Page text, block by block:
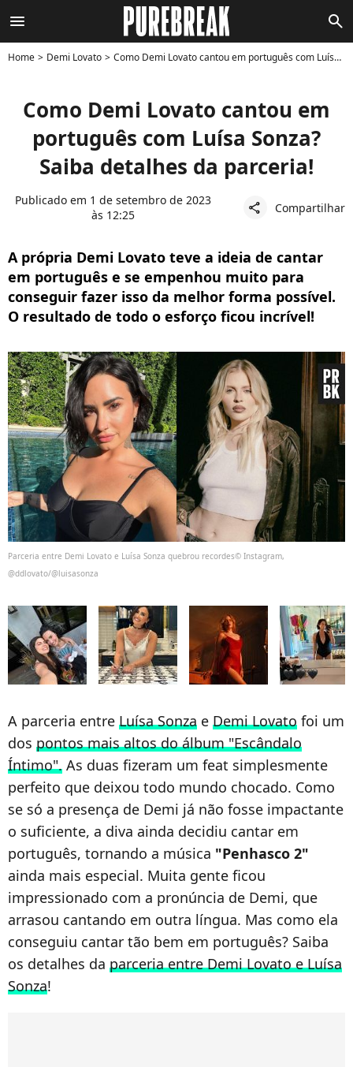
menu search
Home Demi Lovato Como Demi Lovato cantou em português com Luísa Sonza? Saiba detalhes da parceria!
Como Demi Lovato cantou em
português com Luísa Sonza?
Saiba detalhes da parceria!
Publicado em 1 de setembro de 2023
às 12:25
share Compartilhar
A própria Demi Lovato teve a ideia de cantar
em português e se empenhou muito para
conseguir fazer isso da melhor forma possível.
O resultado de todo o esforço ficou incrível!
Parceria entre Demi Lovato e Luísa Sonza quebrou recordes© Instagram,
@ddlovato/@luisasonza
A parceria entre Luísa Sonza e Demi Lovato foi um
dos pontos mais altos do álbum "Escândalo
Íntimo". As duas fizeram um feat simplesmente
perfeito que deixou todo mundo chocado. Como
se só a presença de Demi já não fosse impactante
o suficiente, a diva ainda decidiu cantar em
português, tornando a música "Penhasco 2"
ainda mais especial. Muita gente ficou
impressionado com a pronúncia de Demi, que
arrasou cantando em outra língua. Mas como ela
conseguiu cantar tão bem em português? Saiba
os detalhes da parceria entre Demi Lovato e Luísa
Sonza!